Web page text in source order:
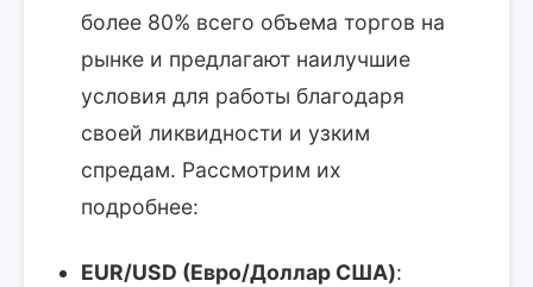
более 80% всего объема торгов на
рынке и предлагают наилучшие
условия для работы благодаря
своей ликвидности и узким
спредам. Рассмотрим их
подробнее:
EUR/USD (Евро/Доллар США):